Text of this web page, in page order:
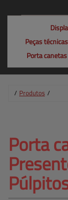
Peças
Porta
/ Produtos /
Porta